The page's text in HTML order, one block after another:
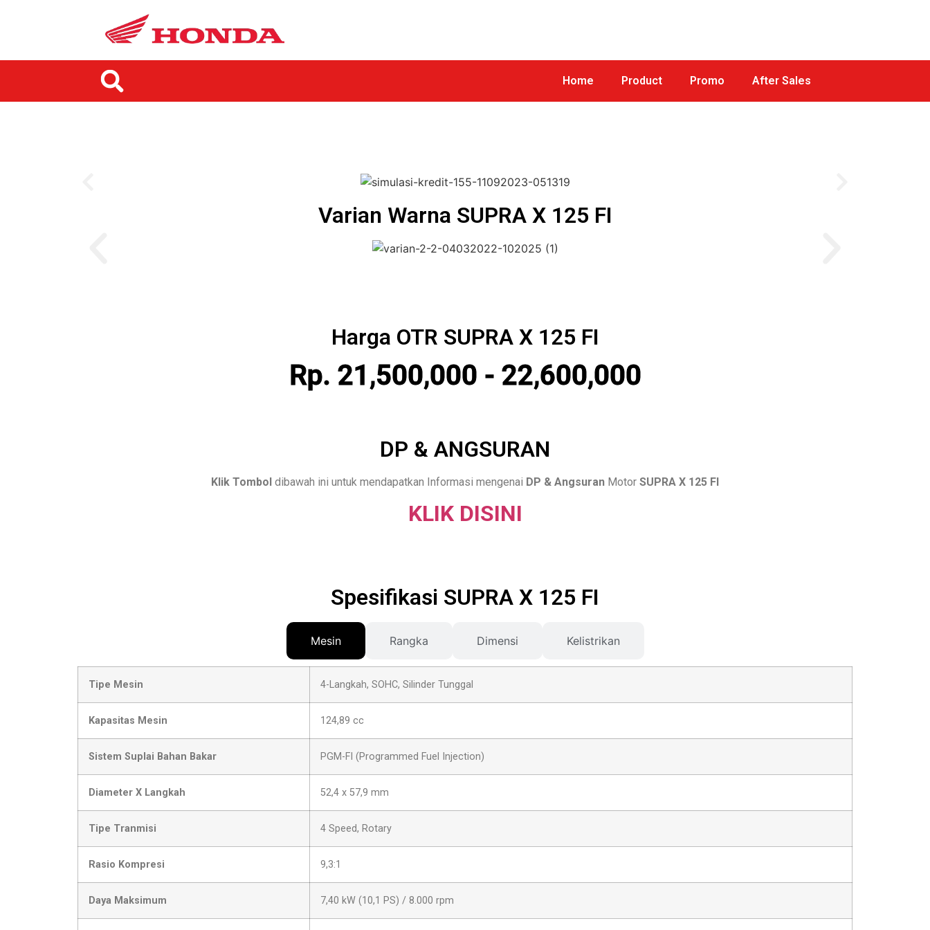
Home Product Promo After Sales
Varian Warna SUPRA X 125 FI
Harga OTR SUPRA X 125 FI
Rp. 21,500,000 - 22,600,000
DP & ANGSURAN
Klik Tombol dibawah ini untuk mendapatkan Informasi mengenai DP & Angsuran Motor SUPRA X 125 FI
KLIK DISINI
Spesifikasi SUPRA X 125 FI
Mesin Rangka Dimensi Kelistrikan
Tipe Mesin 4-Langkah, SOHC, Silinder Tunggal
Kapasitas Mesin 124,89 cc
Sistem Suplai Bahan Bakar PGM-FI (Programmed Fuel Injection)
Diameter X Langkah 52,4 x 57,9 mm
Tipe Tranmisi 4 Speed, Rotary
Rasio Kompresi 9,3:1
Daya Maksimum 7,40 kW (10,1 PS) / 8.000 rpm